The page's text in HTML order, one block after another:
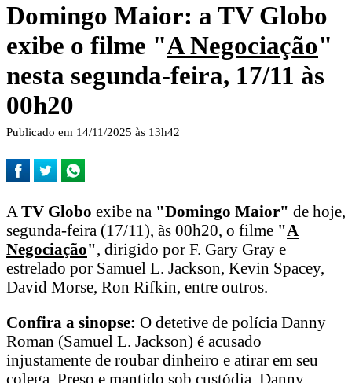
Domingo Maior: a TV Globo
exibe o filme "A Negociação"
nesta segunda-feira, 17/11 às
00h20
Publicado em 14/11/2025 às 13h42
A TV Globo exibe na "Domingo Maior" de hoje,
segunda-feira (17/11), às 00h20, o filme "A
Negociação", dirigido por F. Gary Gray e
estrelado por Samuel L. Jackson, Kevin Spacey,
David Morse, Ron Rifkin, entre outros.
Confira a sinopse: O detetive de polícia Danny
Roman (Samuel L. Jackson) é acusado
injustamente de roubar dinheiro e atirar em seu
colega. Preso e mantido sob custódia, Danny